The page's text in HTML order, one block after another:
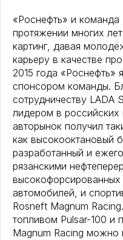
«Роснефть» и команда
протяжении многих
картинг, давая
карьеру в качестве
2015 года «Роснефть»
спонсором команды.
сотрудничеству LADA
лидером в российских
авторынок получил
как высокооктановый
разработанный и
рязанскими
высокофорсированных
автомобилей, и
Rosneft Magnum
топливом Pulsar-100 и
Magnum Racing можно